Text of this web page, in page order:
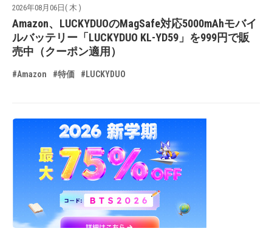
2026年08月06日( 木 )
Amazon、LUCKYDUOのMagSafe対応5000mAhモバイ
ルバッテリー「LUCKYDUO KL-YD59」を999円で販
売中（クーポン適用）
#Amazon #特価 #LUCKYDUO